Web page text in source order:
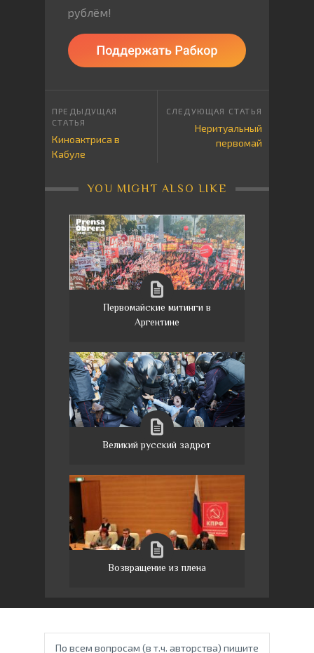
рублём!
Киноактриса в
Кабуле
Неритуальный
первомай
YOU MIGHT ALSO LIKE
Первомайские митинги в
Аргентине
Великий русский задрот
Возвращение из плена
По всем вопросам (в т.ч. авторства) пишите